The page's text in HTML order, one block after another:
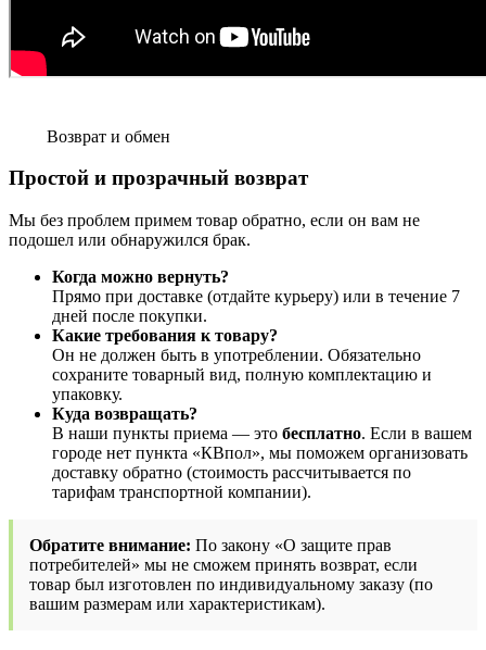
Возврат и обмен
Простой и прозрачный возврат
Мы без проблем примем товар обратно, если он вам не
подошел или обнаружился брак.
Когда можно вернуть?
Прямо при доставке (отдайте курьеру) или в течение 7
дней после покупки.
Какие требования к товару?
Он не должен быть в употреблении. Обязательно
сохраните товарный вид, полную комплектацию и
упаковку.
Куда возвращать?
В наши пункты приема — это бесплатно. Если в вашем
городе нет пункта «КВпол», мы поможем организовать
доставку обратно (стоимость рассчитывается по
тарифам транспортной компании).
Обратите внимание: По закону «О защите прав
потребителей» мы не сможем принять возврат, если
товар был изготовлен по индивидуальному заказу (по
вашим размерам или характеристикам).